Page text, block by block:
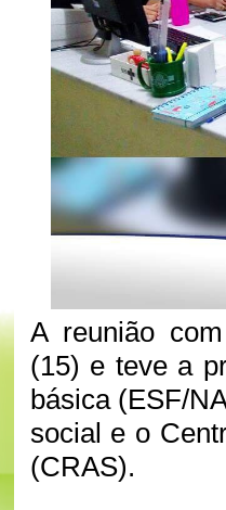
A reunião
(15) e teve a
básica (ESF/
social e o
(CRAS).